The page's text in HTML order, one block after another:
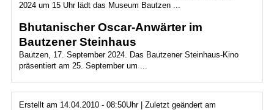
2024 um 15 Uhr lädt das Museum Bautzen ...
Bhutanischer Oscar-Anwärter im
Bautzener Steinhaus
Bautzen, 17. September 2024. Das Bautzener Steinhaus-Kino
präsentiert am 25. September um ...
Erstellt am 14.04.2010 - 08:50Uhr | Zuletzt geändert am